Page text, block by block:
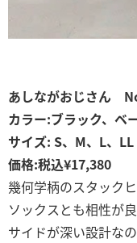
あしながおじさん
カラー:ブラック、ベ
サイズ: S、M、L、LL
価格:税込¥17,380
幾何学柄のスタック
ソックスとも相性が
サイドが深い設計な